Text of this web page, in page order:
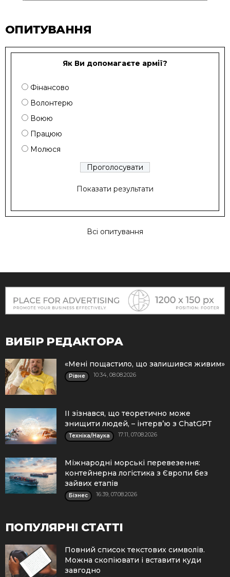
ОПИТУВАННЯ
Як Ви допомагаєте армії?
Фінансово
Волонтерю
Воюю
Працюю
Молюся
Показати результати
Всі опитування
ВИБІР РЕДАКТОРА
«Мені пощастило, що залишився живим»
Рівне 10:34, 08.08.2026
ІІ зізнався, що теоретично може
знищити людей, – інтерв’ю з ChatGPT
Техніка/Наука 17:11, 07.08.2026
Міжнародні морські перевезення:
контейнерна логістика з Європи без
зайвих етапів
Бізнес 16:39, 07.08.2026
ПОПУЛЯРНІ СТАТТІ
Повний список текстових символів.
Можна скопіювати і вставити куди
завгодно